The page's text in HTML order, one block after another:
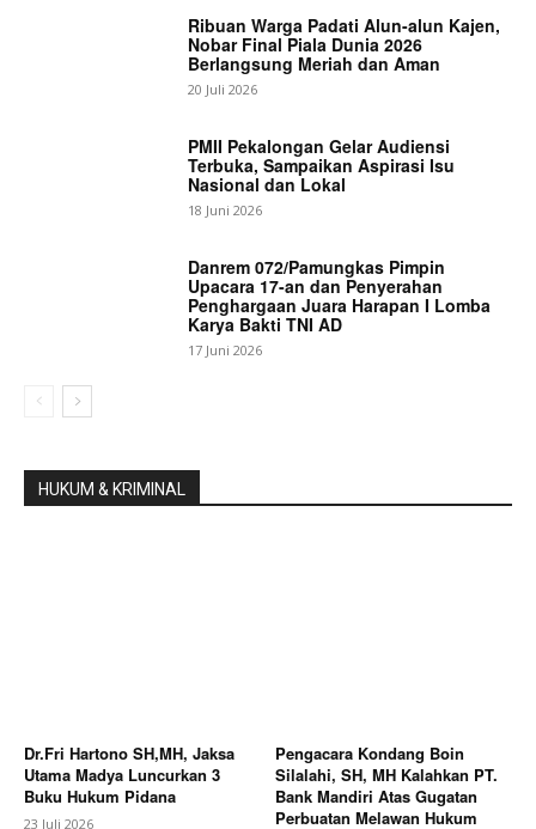
Ribuan Warga Padati Alun-alun Kajen,
Nobar Final Piala Dunia 2026
Berlangsung Meriah dan Aman
20 Juli 2026
PMII Pekalongan Gelar Audiensi
Terbuka, Sampaikan Aspirasi Isu
Nasional dan Lokal
18 Juni 2026
Danrem 072/Pamungkas Pimpin
Upacara 17-an dan Penyerahan
Penghargaan Juara Harapan I Lomba
Karya Bakti TNI AD
17 Juni 2026
HUKUM & KRIMINAL
Dr.Fri Hartono SH,MH, Jaksa
Utama Madya Luncurkan 3
Buku Hukum Pidana
23 Juli 2026
Pengacara Kondang Boin
Silalahi, SH, MH Kalahkan PT.
Bank Mandiri Atas Gugatan
Perbuatan Melawan Hukum